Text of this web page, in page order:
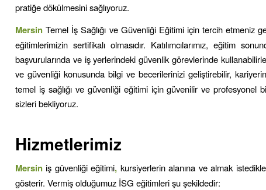
pratiğe dökülmesini sağlıyoruz.
MersinTemel İş Sağlığı ve Güvenliği Eğitimi için tercih etmeniz
eğitimlerimizin sertifikalı olmasıdır. Katılımcılarımız, eğitim
başvurularında ve iş yerlerindeki güvenlik görevlerinde
ve güvenliği konusunda bilgi ve becerilerinizi geliştirebilir,
temel iş sağlığı ve güvenliği eğitimi için güvenilir ve profesyonel
sizleri bekliyoruz.
Hizmetlerimiz
Mersiniş güvenliği eğitimi, kursiyerlerin alanına ve almak
gösterir. Vermiş olduğumuz İSG eğitimleri şu şekildedir: